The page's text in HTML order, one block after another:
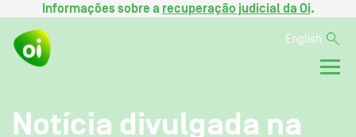
Informações sobre a recuperação judicial da Oi.
English
Notícia divulgada na